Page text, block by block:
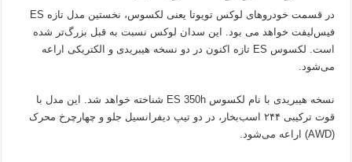
در قسمت خودروهای لوکس تویوتا یعنی لکسوس، نخستین مدل تازه ES
فیس‌لیفت خواهد می بود. این سدان لوکس نسبت به قبل بزرگ‌تر شده
است. لکسوس ES تازه اکنون در دو نسخه هیبریدی و الکتریکی اراعه
می‌شود.
نسخه هیبریدی با نام لکسوس ES 350h شناخته خواهد شد. این مدل با
قوت ترکیبی ۲۴۴ اسب‌بخار، در دو تیپ دیفرانسیل جلو و چهارچرخ محرک
(AWD) اراعه می‌شود.